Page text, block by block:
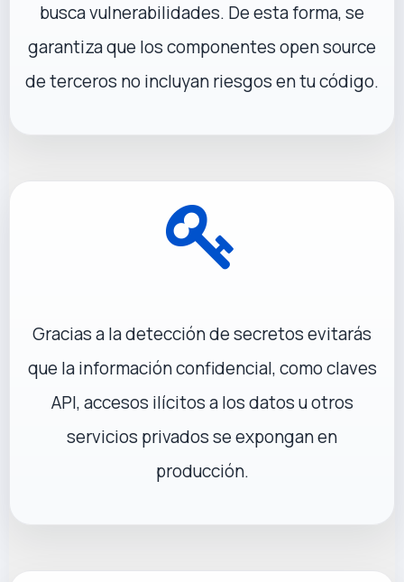
busca vulnerabilidades. De esta forma, se
garantiza que los componentes open source
de terceros no incluyan riesgos en tu código.
Gracias a la detección de secretos evitarás
que la información confidencial, como claves
API, accesos ilícitos a los datos u otros
servicios privados se expongan en
producción.